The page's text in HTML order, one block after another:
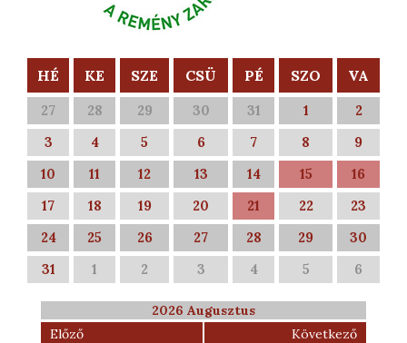
HÉ KE SZE CSÜ PÉ SZO VA
27 28 29 30 31 1
2
3
4 5 6 7 8
9
10
11 12 13 14 15
16
17
18 19 20 21 22
23
24
25 26 27 28 29
30
31
1 2 3 4 5 6
2026 Augusztus
Előző
Következő